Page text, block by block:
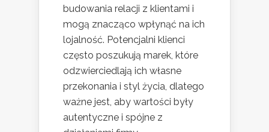
budowania relacji z klientami i
mogą znacząco wpłynąć na ich
lojalność. Potencjalni klienci
często poszukują marek, które
odzwierciedlają ich własne
przekonania i styl życia, dlatego
ważne jest, aby wartości były
autentyczne i spójne z